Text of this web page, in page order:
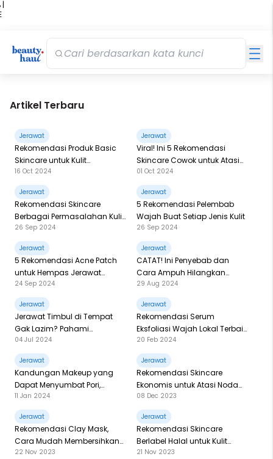
|
Artikel Terbaru
Jerawat
Rekomendasi Produk Basic
Skincare untuk Kulit
Berjerawat
16 Oct 2024
Jerawat
Viral! Ini 5 Rekomendasi
Skincare Cowok untuk Atasi
Jerawat
01 Oct 2024
Jerawat
Rekomendasi Skincare
Berbagai Permasalahan Kulit,
Mulai dari Kulit Berminyak
hingga Flek Hitam!
26 Sep 2024
Jerawat
5 Rekomendasi Pelembab
Wajah Buat Setiap Jenis Kulit
26 Sep 2024
Jerawat
5 Rekomendasi Acne Patch
untuk Hempas Jerawat
dengan Maksimal!
24 Sep 2024
Jerawat
CATAT! Ini Penyebab dan
Cara Ampuh Hilangkan
Jerawat Batu
29 Aug 2024
Jerawat
Jerawat Timbul di Tempat
Gak Lazim? Pahami
Penyebabnya di Sini!
04 Jul 2024
Jerawat
Rekomendasi Serum
Eksfoliasi Wajah Lokal Terbaik
untuk Kulit Berjerawat
20 Feb 2024
Jerawat
Kandungan Makeup yang
Dapat Menyumbat Pori,
Pemilik Acne Prone Skin Wajib
Berhati-Hati
11 Jan 2024
Jerawat
Rekomendasi Skincare
Ekonomis untuk Atasi Noda
Bekas Jerawat atau PIH
08 Dec 2023
Jerawat
Rekomendasi Clay Mask,
Cara Mudah Membersihkan
Komedo untuk Kamu yang
22 Nov 2023
Jerawat
Rekomendasi Skincare
Berlabel Halal untuk Kulit
Berjerawat!
21 Nov 2023